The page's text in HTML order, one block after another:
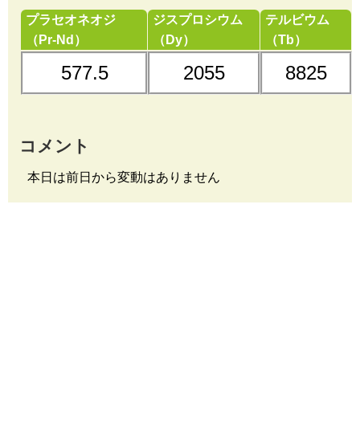
プラセオネオジ
（Pr-Nd）
577.5
ジスプロシウム
（Dy）
2055
テルビウム
（Tb）
8825
コメント
本日は前日から変動はありません